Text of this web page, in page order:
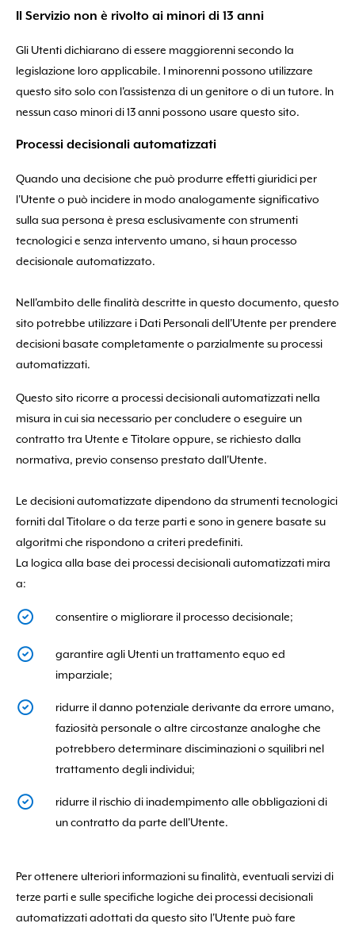
Il Servizio non è rivolto ai minori di 13 anni
Gli Utenti dichiarano di essere maggiorenni secondo la
legislazione loro applicabile. I minorenni possono utilizzare
questo sito solo con l'assistenza di un genitore o di un tutore. In
nessun caso minori di 13 anni possono usare questo sito.
Processi decisionali automatizzati
Quando una decisione che può produrre effetti giuridici per
l'Utente o può incidere in modo analogamente significativo
sulla sua persona è presa esclusivamente con strumenti
tecnologici e senza intervento umano, si haun processo
decisionale automatizzato.
Nell'ambito delle finalità descritte in questo documento, questo
sito potrebbe utilizzare i Dati Personali dell'Utente per prendere
decisioni basate completamente o parzialmente su processi
automatizzati.
Questo sito ricorre a processi decisionali automatizzati nella
misura in cui sia necessario per concludere o eseguire un
contratto tra Utente e Titolare oppure, se richiesto dalla
normativa, previo consenso prestato dall'Utente.
Le decisioni automatizzate dipendono da strumenti tecnologici
forniti dal Titolare o da terze parti e sono in genere basate su
algoritmi che rispondono a criteri predefiniti.
La logica alla base dei processi decisionali automatizzati mira
a:
consentire o migliorare il processo decisionale;
garantire agli Utenti un trattamento equo ed
imparziale;
ridurre il danno potenziale derivante da errore umano,
faziosità personale o altre circostanze analoghe che
potrebbero determinare disciminazioni o squilibri nel
trattamento degli individui;
ridurre il rischio di inadempimento alle obbligazioni di
un contratto da parte dell'Utente.
Per ottenere ulteriori informazioni su finalità, eventuali servizi di
terze parti e sulle specifiche logiche dei processi decisionali
automatizzati adottati da questo sito l'Utente può fare